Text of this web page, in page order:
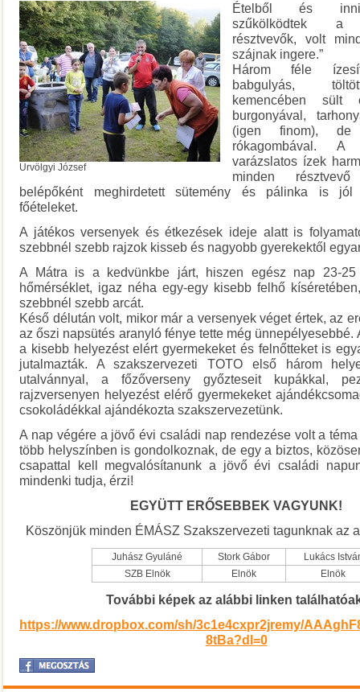
Urvölgyi József
Ételből és
szűkölködtek a
résztvevők, volt
szájnak ingere.”
Három féle
babgulyás,
kemencében sült
burgonyával,
(igen finom), de
rókagombával.
varázslatos ízek
minden
belépőként meghirdetett sütemény és pálinka is jól
főételeket.
A játékos versenyek és étkezések ideje alatt is
szebbnél szebb rajzok kisseb és nagyobb gyerekektől
A Mátra is a kedvünkbe járt, hiszen egész nap 23-25
hőmérséklet, igaz néha egy-egy kisebb felhő
szebbnél szebb arcát.
Késő délután volt, mikor már a versenyek véget értek, az
az őszi napsütés aranyló fénye tette még ünnepélyesebbé.
a kisebb helyezést elért gyermekeket és felnőtteket is
jutalmazták. A szakszervezeti TOTO első három
utalvánnyal, a főzőverseny győzteseit kupákkal,
rajzversenyen helyezést elérő gyermekeket
csokoládékkal ajándékozta szakszervezetünk.
A nap végére a jövő évi családi nap rendezése volt a
több helyszínben is gondolkoznak, de egy a biztos,
csapattal kell megvalósítanunk a jövő évi családi
mindenki tudja, érzi!
EGYÜTT ERŐSEBBEK VAGYUNK!
Köszönjük minden ÉMÁSZ Szakszervezeti tagunknak az
Juhász Gyuláné Stork Gábor
Lukács
SZB Elnök
Elnök Elnök
További képek az alábbi linken
https://www.dropbox.com/sh/3c1e4cxpr2jremy/
8tBa?dl=0